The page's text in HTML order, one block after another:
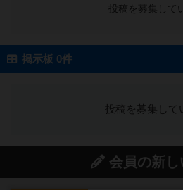
投稿を募集して
掲示板 0件
投稿を募集して
会員の新し